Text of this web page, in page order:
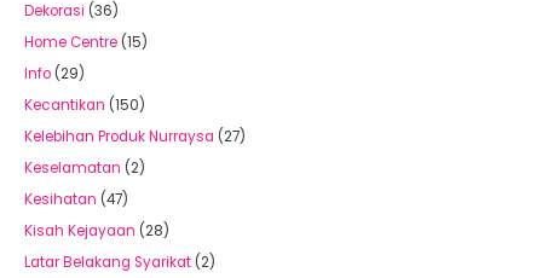
Dekorasi (36)
Home Centre (15)
Info (29)
Kecantikan (150)
Kelebihan Produk Nurraysa (27)
Keselamatan (2)
Kesihatan (47)
Kisah Kejayaan (28)
Latar Belakang Syarikat (2)